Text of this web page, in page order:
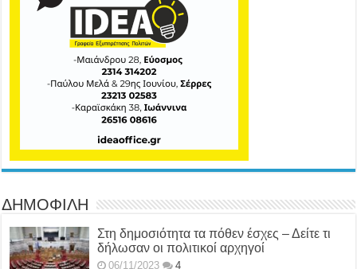
ΔΗΜΟΦΙΛΗ
Στη δημοσιότητα τα πόθεν έσχες – Δείτε τι
δήλωσαν οι πολιτικοί αρχηγοί
06/11/2023 4